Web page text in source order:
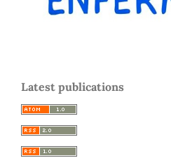
Latest publications